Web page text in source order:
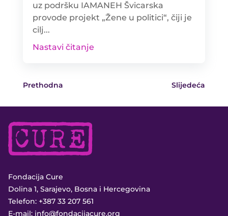
uz podršku IAMANEH Švicarska
provode projekt „Žene u politici“, čiji je
cilj...
Nastavi čitanje
Prethodna Slijedeća
Fondacija Cure
Dolina 1, Sarajevo, Bosna i Hercegovina
Telefon: +387 33 207 561
E-mail: info@fondacijacure.org